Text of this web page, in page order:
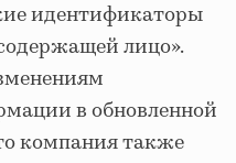
идентификаторы
лицо».
в обновленной
компания также